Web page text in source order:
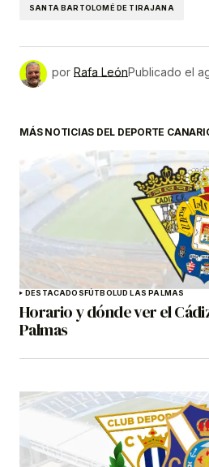
SANTA BARTOLOMÉ DE TIRAJANA
por Rafa LeónPublicado el
MÁS NOTICIAS DEL DEPORTE
DESTACADOSFÚTBOLUD LAS PALMAS
Horario y dónde ver el
Palmas